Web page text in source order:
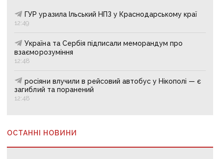
ГУР уразила Ільський НПЗ у Краснодарському краї
12:49
Україна та Сербія підписали меморандум про
взаєморозуміння
12:48
росіяни влучили в рейсовий автобус у Нікополі — є
загиблий та поранений
12:48
ОСТАННІ НОВИНИ